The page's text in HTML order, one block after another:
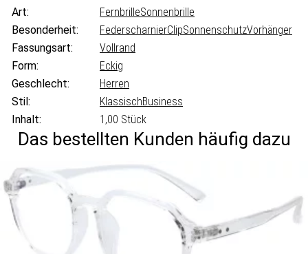
Art:
FernbrilleSonnenbrille
Besonderheit:
FederscharnierClipSonnenschutzVorhänger
Fassungsart:
Vollrand
Form:
Eckig
Geschlecht:
Herren
Stil:
KlassischBusiness
Inhalt:
1,00 Stück
Das bestellten Kunden häufig dazu